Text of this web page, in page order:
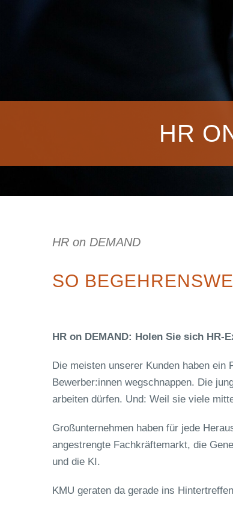
HR
HR on DEMAND
SO
HR on DEMAND: Holen Sie sich HR-
Die meisten unserer Kunden haben
Bewerber:innen wegschnappen. Die
arbeiten dürfen. Und: Weil sie viele
Großunternehmen haben für jede
angestrengte Fachkräftemarkt, die
und die KI.
KMU geraten da gerade ins